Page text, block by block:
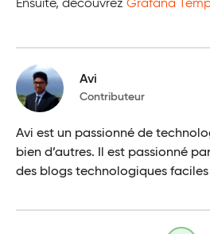
Ensuite, découvrez Grafana
Avi
Contributeur
Avi est un passionné de
bien d’autres. Il est passionné
des blogs technologiques